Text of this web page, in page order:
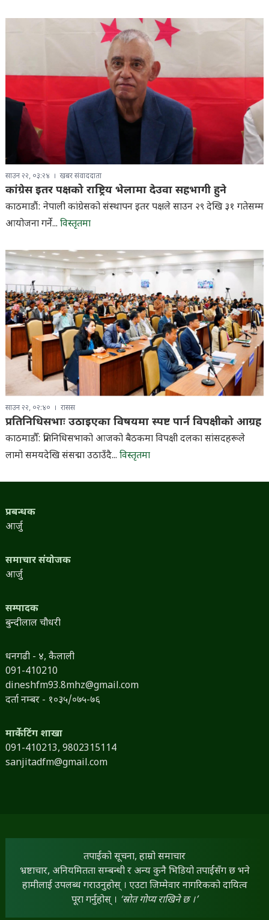
साउन २२, ०३:२४ खबर संवाददाता
कांग्रेस इतर पक्षको राष्ट्रिय भेलामा देउवा सहभागी हुने
काठमाडौं: नेपाली कांग्रेसको संस्थापन इतर पक्षले साउन २९ देखि ३१ गतेसम्म
आयोजना गर्ने... विस्तृतमा
साउन २२, ०२:४० रासस
प्रतिनिधिसभाः उठाइएका विषयमा स्पष्ट पार्न विपक्षीको आग्रह
काठमाडौँ: प्रतिनिधिसभाको आजको बैठकमा विपक्षी दलका सांसदहरूले
लामो समयदेखि संसद्मा उठाउँदै... विस्तृतमा
प्रबन्धक
आर्जु
समाचार संयोजक
आर्जु
सम्पादक
बुन्दीलाल चौधरी
धनगढी - ४, कैलाली
091-410210
dineshfm93.8mhz@gmail.com
दर्ता नम्बर - १०३५/०७५-७६
मार्केटिंग शाखा
091-410213, 9802315114
sanjitadfm@gmail.com
तपाईंको सूचना, हाम्रो समाचार
भ्रष्टाचार, अनियमितता सम्बन्धी र अन्य कुनै भिडियो तपाईंसँग छ भने
हामीलाई उपलब्ध गराउनुहोस् । एउटा जिम्मेवार नागरिकको दायित्व
पूरा गर्नुहोस् । ‘स्रोत गोप्य राखिने छ ।’